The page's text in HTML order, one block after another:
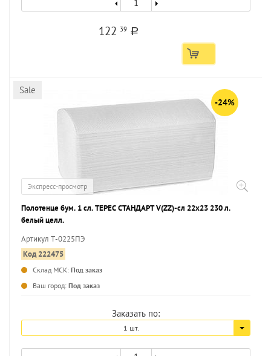
122 39 a
Sale
-24%
Экспресс-просмотр
Полотенце бум. 1 сл. ТЕРЕС СТАНДАРТ V(ZZ)-сл 22х23 230 л.
белый целл.
Артикул Т-0225ПЭ
Код 222475
Склад МСК: Под заказ
Ваш город: Под заказ
Заказать по:
1 шт.